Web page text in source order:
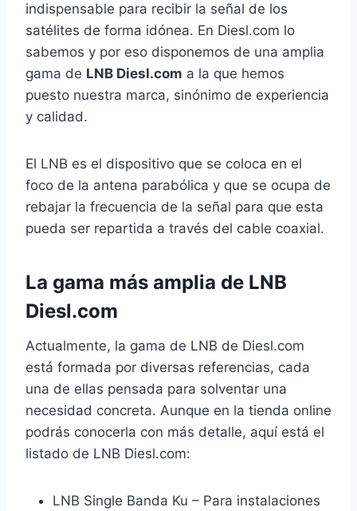
indispensable para recibir la señal de los
satélites de forma idónea. En Diesl.com lo
sabemos y por eso disponemos de una amplia
gama de LNB Diesl.com a la que hemos
puesto nuestra marca, sinónimo de experiencia
y calidad.
El LNB es el dispositivo que se coloca en el
foco de la antena parabólica y que se ocupa de
rebajar la frecuencia de la señal para que esta
pueda ser repartida a través del cable coaxial.
La gama más amplia de LNB
Diesl.com
Actualmente, la gama de LNB de Diesl.com
está formada por diversas referencias, cada
una de ellas pensada para solventar una
necesidad concreta. Aunque en la tienda online
podrás conocerla con más detalle, aquí está el
listado de LNB Diesl.com:
LNB Single Banda Ku – Para instalaciones